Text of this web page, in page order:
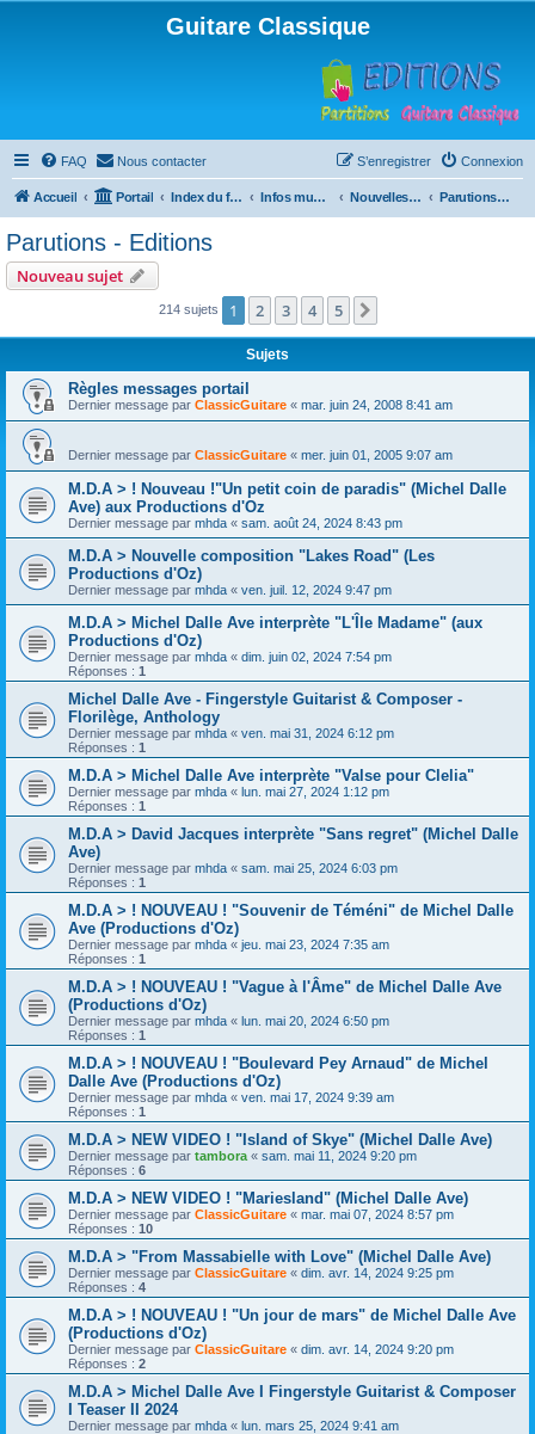
Guitare Classique
FAQ Nous contacter Connexion
S’enregistrer
Accueil Portail Index du forum Infos musicales Nouvelles de toutes sortes, concerts, partitions… Parutions - Editions
Parutions - Editions
Nouveau sujet
214 sujets 1 2 3 4 5
Sujets
Règles messages portail
Dernier message par ClassicGuitare « mar. juin 24, 2008 8:41 am
Dernier message par ClassicGuitare « mer. juin 01, 2005 9:07 am
M.D.A > ! Nouveau !"Un petit coin de paradis" (Michel Dalle
Ave) aux Productions d'Oz
Dernier message par mhda « sam. août 24, 2024 8:43 pm
M.D.A > Nouvelle composition "Lakes Road" (Les
Productions d'Oz)
Dernier message par mhda « ven. juil. 12, 2024 9:47 pm
M.D.A > Michel Dalle Ave interprète "L'Île Madame" (aux
Productions d'Oz)
Dernier message par mhda « dim. juin 02, 2024 7:54 pm
Réponses : 1
Michel Dalle Ave - Fingerstyle Guitarist & Composer -
Florilège, Anthology
Dernier message par mhda « ven. mai 31, 2024 6:12 pm
Réponses : 1
M.D.A > Michel Dalle Ave interprète "Valse pour Clelia"
Dernier message par mhda « lun. mai 27, 2024 1:12 pm
Réponses : 1
M.D.A > David Jacques interprète "Sans regret" (Michel Dalle
Ave)
Dernier message par mhda « sam. mai 25, 2024 6:03 pm
Réponses : 1
M.D.A > ! NOUVEAU ! "Souvenir de Téméni" de Michel Dalle
Ave (Productions d'Oz)
Dernier message par mhda « jeu. mai 23, 2024 7:35 am
Réponses : 1
M.D.A > ! NOUVEAU ! "Vague à l'Âme" de Michel Dalle Ave
(Productions d'Oz)
Dernier message par mhda « lun. mai 20, 2024 6:50 pm
Réponses : 1
M.D.A > ! NOUVEAU ! "Boulevard Pey Arnaud" de Michel
Dalle Ave (Productions d'Oz)
Dernier message par mhda « ven. mai 17, 2024 9:39 am
Réponses : 1
M.D.A > NEW VIDEO ! "Island of Skye" (Michel Dalle Ave)
Dernier message par tambora « sam. mai 11, 2024 9:20 pm
Réponses : 6
M.D.A > NEW VIDEO ! "Mariesland" (Michel Dalle Ave)
Dernier message par ClassicGuitare « mar. mai 07, 2024 8:57 pm
Réponses : 10
M.D.A > "From Massabielle with Love" (Michel Dalle Ave)
Dernier message par ClassicGuitare « dim. avr. 14, 2024 9:25 pm
Réponses : 4
M.D.A > ! NOUVEAU ! "Un jour de mars" de Michel Dalle Ave
(Productions d'Oz)
Dernier message par ClassicGuitare « dim. avr. 14, 2024 9:20 pm
Réponses : 2
M.D.A > Michel Dalle Ave I Fingerstyle Guitarist & Composer
I Teaser II 2024
Dernier message par mhda « lun. mars 25, 2024 9:41 am